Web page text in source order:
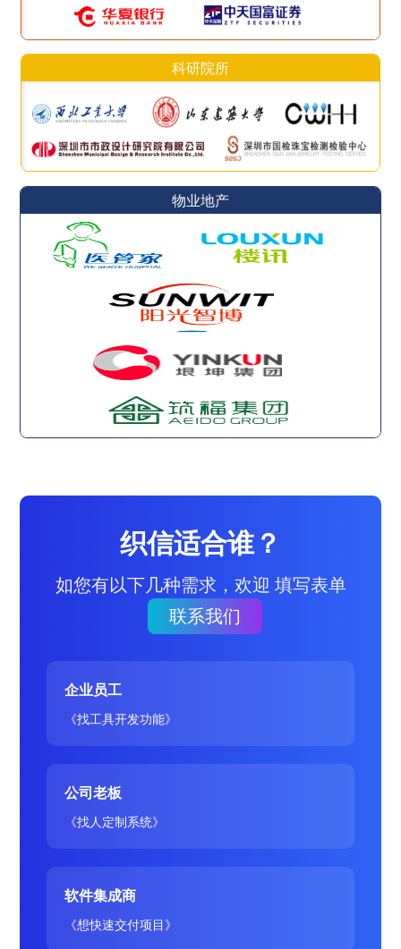
科研院所
物业地产
织信适合谁？
如您有以下几种需求，欢迎 填写表单
联系我们
企业员工
《找工具开发功能》
公司老板
《找人定制系统》
软件集成商
《想快速交付项目》